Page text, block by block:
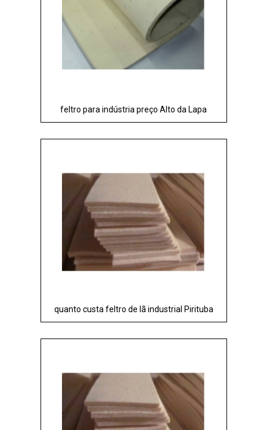
feltro para indústria preço Alto da Lapa
quanto custa feltro de lã industrial Pirituba